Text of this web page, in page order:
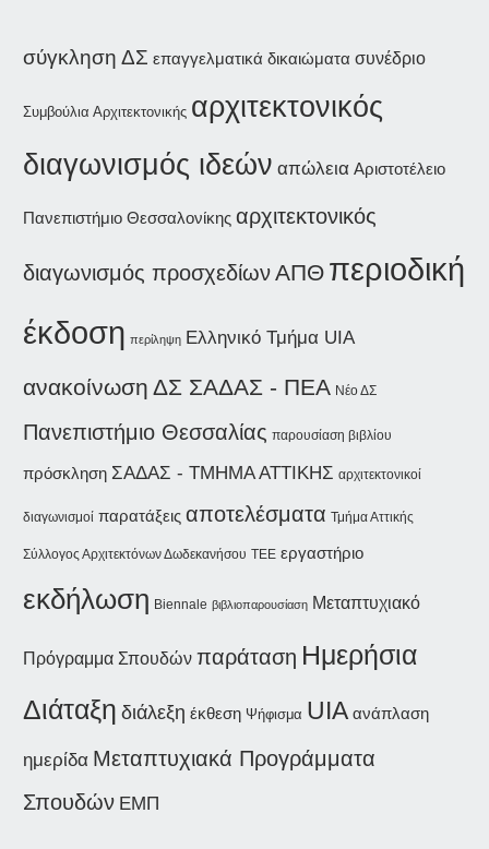
σύγκληση ΔΣ επαγγελματικά δικαιώματα συνέδριο
Συμβούλια Αρχιτεκτονικής αρχιτεκτονικός
διαγωνισμός ιδεών απώλεια Αριστοτέλειο
Πανεπιστήμιο Θεσσαλονίκης αρχιτεκτονικός
διαγωνισμός προσχεδίωνΑΠΘ περιοδική
έκδοση περίληψη Ελληνικό Τμήμα UIA
ανακοίνωση ΔΣ ΣΑΔΑΣ - ΠΕΑ Νέο ΔΣ
Πανεπιστήμιο Θεσσαλίας παρουσίαση βιβλίου
πρόσκληση ΣΑΔΑΣ - ΤΜΗΜΑ ΑΤΤΙΚΗΣ αρχιτεκτονικοί
διαγωνισμοί παρατάξεις αποτελέσματα Τμήμα Αττικής
Σύλλογος Αρχιτεκτόνων Δωδεκανήσου ΤΕΕ εργαστήριο
εκδήλωση Biennale βιβλιοπαρουσίαση Μεταπτυχιακό
Πρόγραμμα Σπουδών παράταση Ημερήσια
Διάταξη διάλεξη έκθεση Ψήφισμα UIA ανάπλαση
ημερίδα Μεταπτυχιακά Προγράμματα
Σπουδών ΕΜΠ